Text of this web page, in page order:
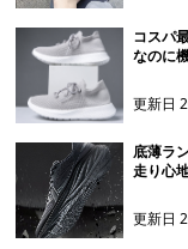
コスパ
なのに
更新日
底薄ラ
走り心
更新日